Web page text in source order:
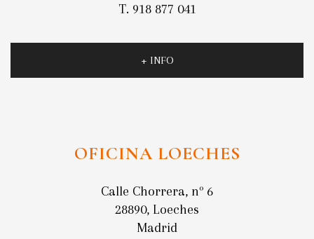
T. 918 877 041
+ INFO
OFICINA LOECHES
Calle Chorrera, nº 6
28890, Loeches
Madrid